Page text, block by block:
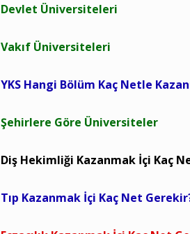
Devlet Üniversiteleri
Vakıf Üniversiteleri
YKS Hangi Bölüm Kaç Netle
Şehirlere Göre Üniversiteler
Diş Hekimliği Kazanmak İçi Kaç
Tıp Kazanmak İçi Kaç Net